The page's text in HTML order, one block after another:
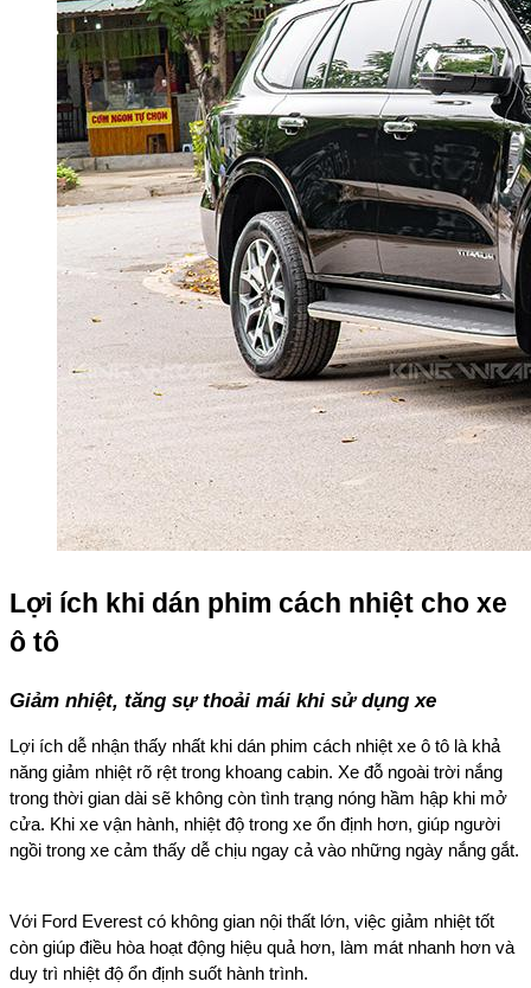
Lợi ích khi dán phim cách nhiệt cho xe
ô tô
Giảm nhiệt, tăng sự thoải mái khi sử dụng xe
Lợi ích dễ nhận thấy nhất khi dán phim cách nhiệt xe ô tô là khả
năng giảm nhiệt rõ rệt trong khoang cabin. Xe đỗ ngoài trời nắng
trong thời gian dài sẽ không còn tình trạng nóng hầm hập khi mở
cửa. Khi xe vận hành, nhiệt độ trong xe ổn định hơn, giúp người
ngồi trong xe cảm thấy dễ chịu ngay cả vào những ngày nắng gắt.
Với Ford Everest có không gian nội thất lớn, việc giảm nhiệt tốt
còn giúp điều hòa hoạt động hiệu quả hơn, làm mát nhanh hơn và
duy trì nhiệt độ ổn định suốt hành trình.